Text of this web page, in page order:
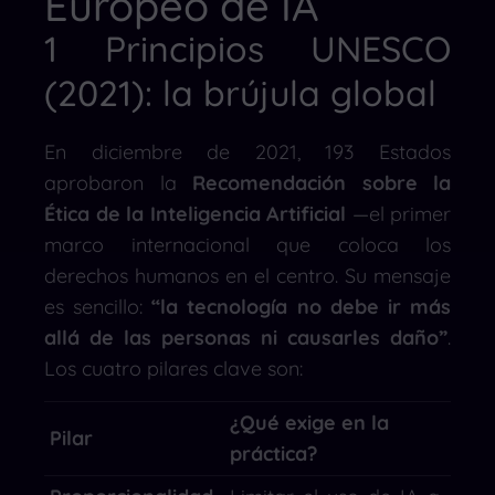
1 Principios UNESCO
(2021): la brújula global
En diciembre de 2021, 193 Estados
aprobaron la Recomendación sobre la
Ética de la Inteligencia Artificial —el primer
marco internacional que coloca los
derechos humanos en el centro. Su mensaje
es sencillo:“la tecnología no debe ir más
allá de las personas ni causarles daño”.
Los cuatro pilares clave son:
Pilar
¿Qué exige en la
práctica?